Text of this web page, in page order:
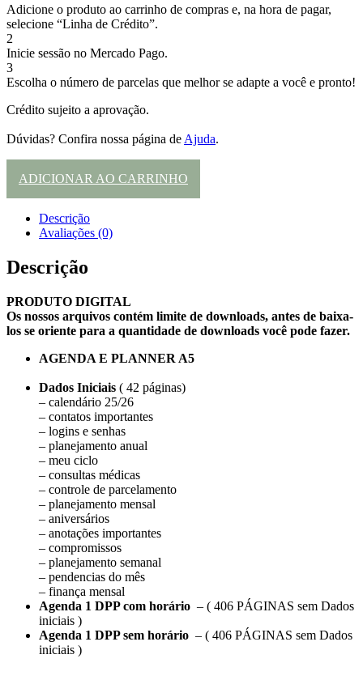
Adicione o produto ao carrinho de compras e, na hora de pagar,
selecione “Linha de Crédito”.
2
Inicie sessão no Mercado Pago.
3
Escolha o número de parcelas que melhor se adapte a você e pronto!
Crédito sujeito a aprovação.
Dúvidas? Confira nossa página de Ajuda.
ADICIONAR AO CARRINHO
Descrição
Avaliações (0)
Descrição
PRODUTO DIGITAL
Os nossos arquivos contém limite de downloads, antes de baixa-
los se oriente para a quantidade de downloads você pode fazer.
AGENDA E PLANNER A5
Dados Iniciais ( 42 páginas)
– calendário 25/26
– contatos importantes
– logins e senhas
– planejamento anual
– meu ciclo
– consultas médicas
– controle de parcelamento
– planejamento mensal
– aniversários
– anotações importantes
– compromissos
– planejamento semanal
– pendencias do mês
– finança mensal
Agenda 1 DPP com horário – ( 406 PÁGINAS sem Dados
iniciais )
Agenda 1 DPP sem horário – ( 406 PÁGINAS sem Dados
iniciais )